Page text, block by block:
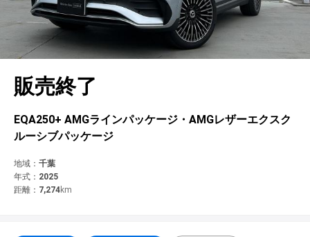
ローン・リース
自動車保険
カタログ情報
保存した検索条件
問合せ履歴
アカウントの確認・編集
コーティング
タイヤ交換
ボディ修理
業績決算情報
プレスリリース
ヤナセの歴史
女性活躍・次世代育成
ヤナセ認定中古車
BMW認定中古車
フォルクスワーゲン認定中古車
ポルシェ認定中古車
新車情報
プライバシーポリシー ソーシャルメディアポリシー
利用規約 会社概要
金融商品の勧誘方針
© 2021 YANASE & CO.,LTD. ALL RIGHTS RESERVED.
販売終了
EQA250+ AMGラインパッケージ・AMGレザーエクスク
ルーシブパッケージ
地域： 千葉
年式： 2025
距離： 7,274km
在庫一覧
キャンセル